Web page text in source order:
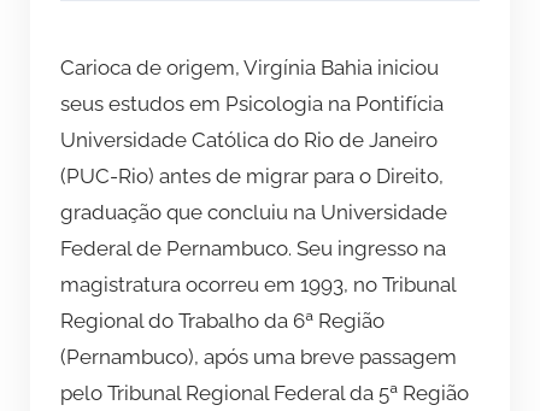
Carioca de origem, Virgínia Bahia iniciou
seus estudos em Psicologia na Pontifícia
Universidade Católica do Rio de Janeiro
(PUC-Rio) antes de migrar para o Direito,
graduação que concluiu na Universidade
Federal de Pernambuco. Seu ingresso na
magistratura ocorreu em 1993, no Tribunal
Regional do Trabalho da 6ª Região
(Pernambuco), após uma breve passagem
pelo Tribunal Regional Federal da 5ª Região